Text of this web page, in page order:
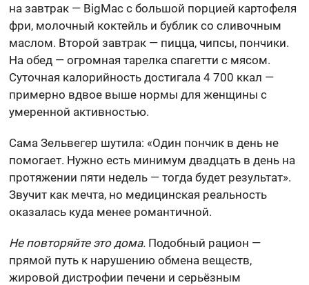
на завтрак — BigMac с большой порцией картофеля
фри, молочный коктейль и бублик со сливочным
маслом. Второй завтрак — пицца, чипсы, пончики.
На обед — огромная тарелка спагетти с мясом.
Суточная калорийность достигала 4 700 ккал —
примерно вдвое выше нормы для женщины с
умеренной активностью.
Сама Зельвегер шутила: «Один пончик в день не
помогает. Нужно есть минимум двадцать в день на
протяжении пяти недель — тогда будет результат».
Звучит как мечта, но медицинская реальность
оказалась куда менее романтичной.
Не повторяйте это дома. Подобный рацион —
прямой путь к нарушению обмена веществ,
жировой дистрофии печени и серьёзным